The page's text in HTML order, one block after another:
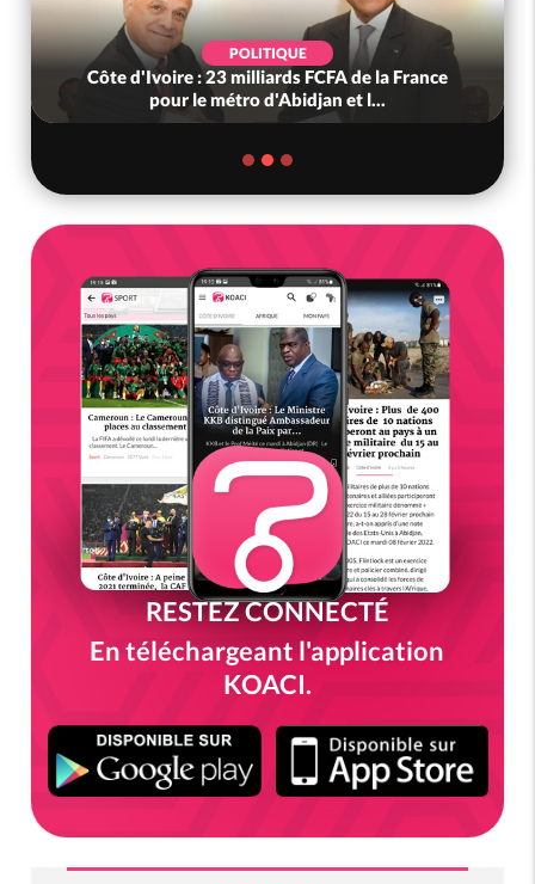
POLITIQUE
Côte d'Ivoire : 23 milliards FCFA de la France
pour le métro d'Abidjan et l...
RESTEZ CONNECTÉ
En téléchargeant l'application
KOACI.